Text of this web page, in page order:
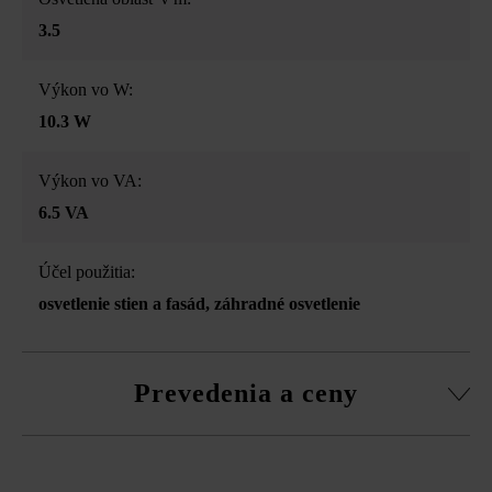
3.5
Výkon vo W:
10.3 W
Výkon vo VA:
6.5 VA
Účel použitia:
osvetlenie stien a fasád, záhradné osvetlenie
Prevedenia a ceny